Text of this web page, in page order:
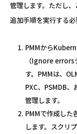
管理します。ただし
追加手順を実行する必
PMMから
（Ignore errors
す。PMMは、
PXC、PSMDB
管理します。
PMMで作成した
します。スクリ